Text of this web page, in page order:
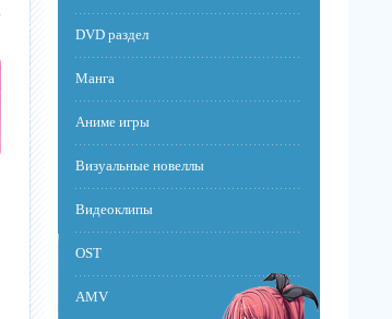
DVD раздел
Манга
Аниме игры
Визуальные новеллы
Видеоклипы
OST
AMV